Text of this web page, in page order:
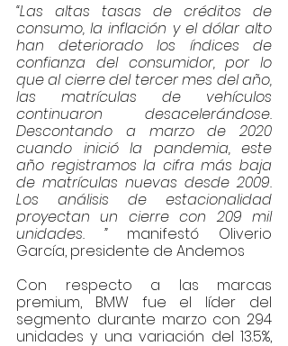
“Las altas tasas de créditos de
consumo, la inflación y el dólar alto
han deteriorado los índices de
confianza del consumidor, por lo
que al cierre del tercer mes del año,
las matrículas de vehículos
continuaron desacelerándose.
Descontando a marzo de 2020
cuando inició la pandemia, este
año registramos la cifra más baja
de matrículas nuevas desde 2009.
Los análisis de estacionalidad
proyectan un cierre con 209 mil
unidades. ” manifestó Oliverio
García, presidente de Andemos
Con respecto a las marcas
premium, BMW fue el líder del
segmento durante marzo con 294
unidades y una variación del 13.5%,